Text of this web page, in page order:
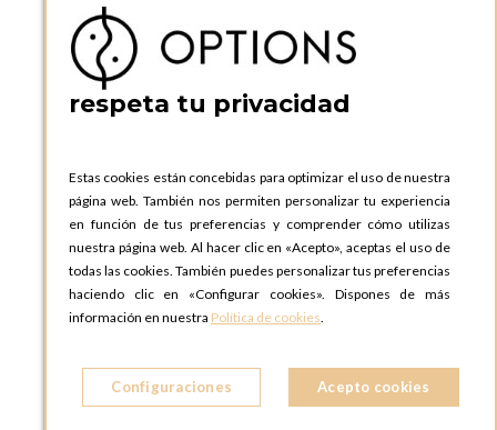
08130 Santa Perpetua de Moguda, Barcelona
ESPAñA
Teléfono:
+34 935 724 041
OPTIONS BARCELONA SHOWROOM
ESPAñA
Teléfono:+34 935 724 041
OPTIONS MADRID
C. Lucio Emilio Cándido, 6,
28803 Alcalá de Henares, Madrid
ESPAñA
OPTIONS MADRID SHOWROOM
respeta tu privacidad
Estas cookies están concebidas para optimizar el uso de nuestra
página web. También nos permiten personalizar tu experiencia
en función de tus preferencias y comprender cómo utilizas
nuestra página web. Al hacer clic en «Acepto», aceptas el uso de
todas las cookies. También puedes personalizar tus preferencias
haciendo clic en «Configurar cookies». Dispones de más
información en nuestra Política de cookies.
Configuraciones Acepto cookies